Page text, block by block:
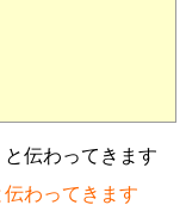
わってきます